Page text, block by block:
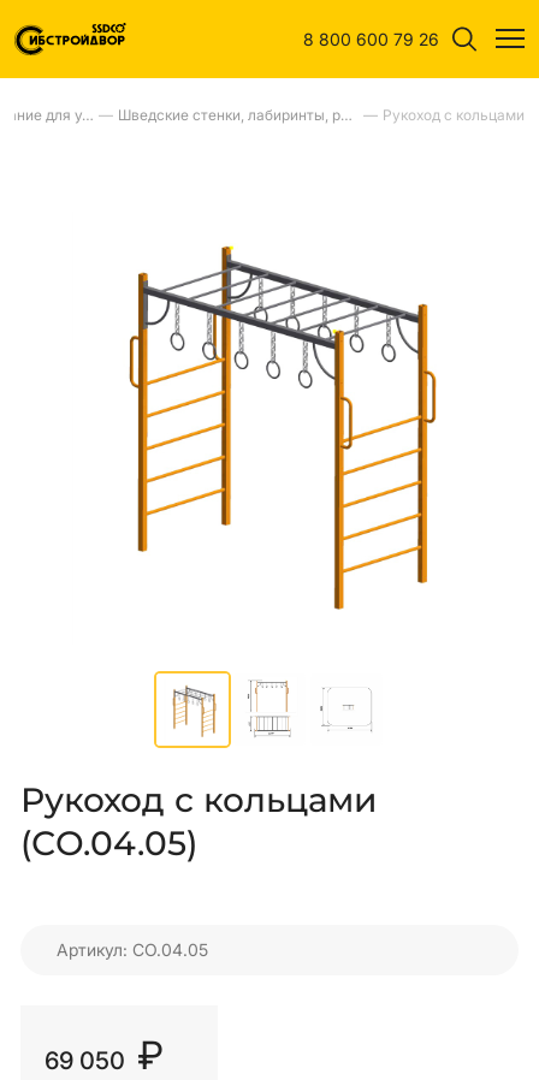
8 800 600 79 26
Спортивное оборудование для улиц — Шведские стенки, лабиринты, рукоходы, турники, бумы, брусья,шагаходы — Рукоход с кольцами
Рукоход с кольцами
(СО.04.05)
Артикул: СО.04.05
69 050 ₽